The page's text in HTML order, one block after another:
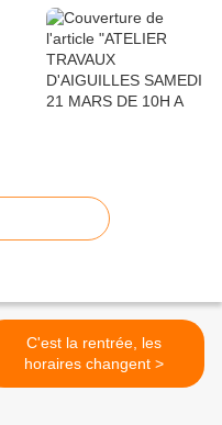
C'est la rentrée, les
horaires changent >